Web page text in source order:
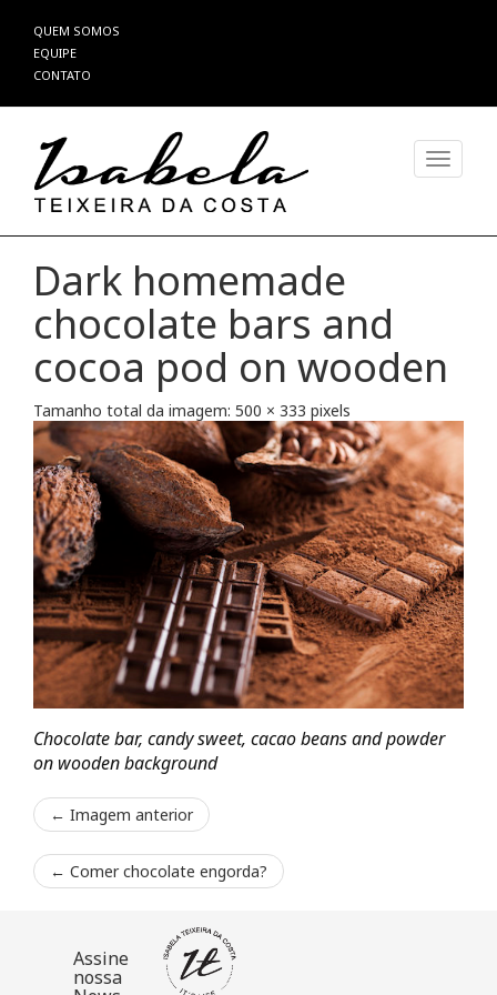
Pular
para
o
QUEM SOMOS
EQUIPE
CONTATO
Dark homemade
chocolate bars and
cocoa pod on wooden
Tamanho total da imagem: 500 × 333 pixels
Chocolate bar, candy sweet, cacao beans and powder
on wooden background
← Imagem anterior
← Comer chocolate engorda?
Assine
nossa